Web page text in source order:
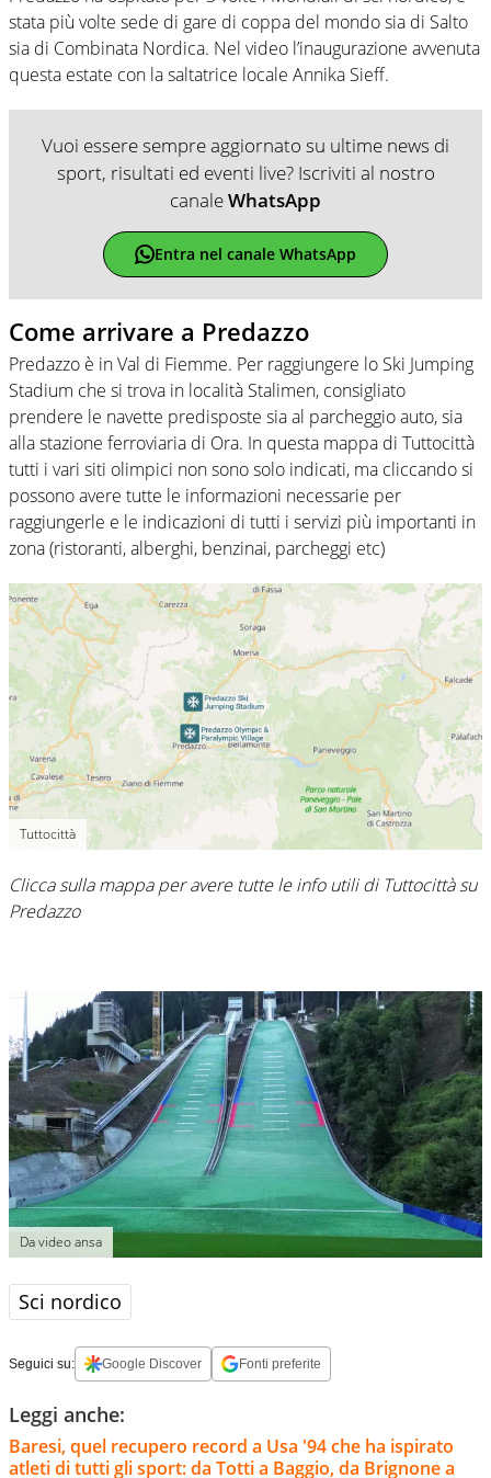
stata più volte sede di gare di coppa del mondo sia di Salto
sia di Combinata Nordica. Nel video l’inaugurazione avvenuta
questa estate con la saltatrice locale Annika Sieff.
Vuoi essere sempre aggiornato su ultime news di
sport, risultati ed eventi live? Iscriviti al nostro
canaleWhatsApp
Entra nel canale WhatsApp
Come arrivare a Predazzo
Predazzo è in Val di Fiemme. Per raggiungere lo Ski Jumping
Stadium che si trova in località Stalimen, consigliato
prendere le navette predisposte sia al parcheggio auto, sia
alla stazione ferroviaria di Ora. In questa mappa di Tuttocittà
tutti i vari siti olimpici non sono solo indicati, ma cliccando si
possono avere tutte le informazioni necessarie per
raggiungerle e le indicazioni di tutti i servizi più importanti in
zona (ristoranti, alberghi, benzinai, parcheggi etc)
Tuttocittà
Clicca sulla mappa per avere tutte le info utili di Tuttocittà su
Predazzo
Da video ansa
Sci nordico
Seguici su: Google Discover Fonti preferite
Leggi anche:
Baresi, quel recupero record a Usa '94 che ha ispirato
atleti di tutti gli sport: da Totti a Baggio, da Brignone a